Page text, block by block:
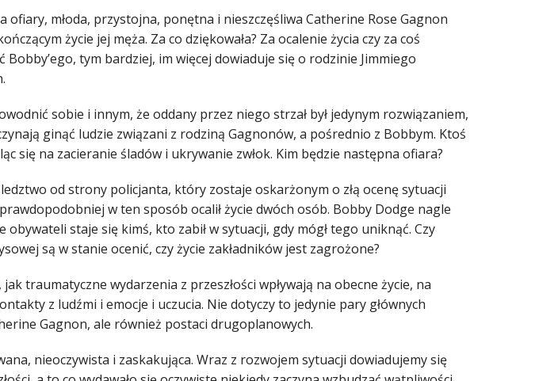
młoda, przystojna, ponętna i nieszczęśliwa Catherine Rose Gagnon
życie jej męża. Za co dziękowała? Za ocalenie życia czy za coś
tym bardziej, im więcej dowiaduje się o rodzinie Jimmiego
sobie i innym, że oddany przez niego strzał był jedynym rozwiązaniem,
ginąć ludzie związani z rodziną Gagnonów, a pośrednio z Bobbym. Ktoś
się na zacieranie śladów i ukrywanie zwłok. Kim będzie następna ofiara?
od strony policjanta, który zostaje oskarżonym o złą ocenę sytuacji
w ten sposób ocalił życie dwóch osób. Bobby Dodge nagle
staje się kimś, kto zabił w sytuacji, gdy mógł tego uniknąć. Czy
są w stanie ocenić, czy życie zakładników jest zagrożone?
traumatyczne wydarzenia z przeszłości wpływają na obecne życie, na
z ludźmi i emocje i uczucia. Nie dotyczy to jedynie pary głównych
Gagnon, ale również postaci drugoplanowych.
nieoczywista i zaskakująca. Wraz z rozwojem sytuacji dowiadujemy się